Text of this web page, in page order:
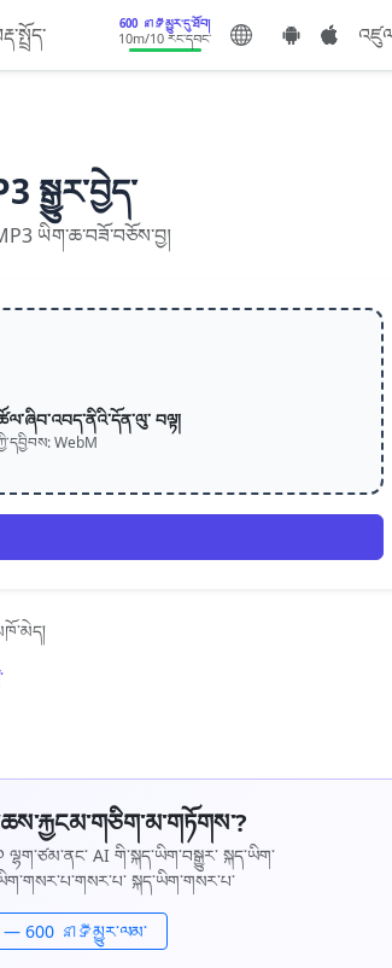
600 នាទីམྱུར་དུ་ཐོབ།
10m/10 རང་དབང་
སྒྱུར་བྱེད་
ཡིག་ཆ་བཟོ་བཅོས་བྱ།
བལྟ།
WebM
ལྷག་ཙམ་ནང་ AI གི་སྐད་ཡིག་བསྒྱུར་ སྐད་ཡིག་
སྐད་ཡིག་གསར་པ་
— 600 នាទីམྱུར་ལམ་